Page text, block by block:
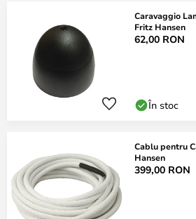
Caravaggio
Fritz Hansen
62,00 RON
În stoc
Cablu pentru
Hansen
399,00 RON